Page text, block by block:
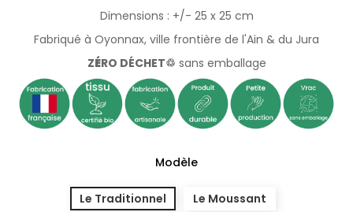
Dimensions : +/- 25 x 25 cm
Fabriqué à Oyonnax, ville frontière de l'Ain & du Jura
ZÉRO DÉCHET♲ sans emballage
Modèle
Le Traditionnel Le Moussant